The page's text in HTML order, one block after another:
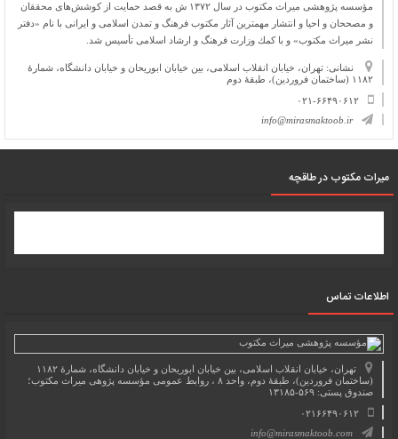
مؤسسه پژوهشی میراث مكتوب در سال ۱۳۷۲ ش به قصد حمایت از كوشش‌های محققان
و مصححان و احیا و انتشار مهمترین آثار مكتوب فرهنگ و تمدن اسلامی و ایرانی با نام «دفتر
نشر میراث مكتوب» و با كمك وزارت فرهنگ و ارشاد اسلامی تأسیس شد.
نشانی: تهران، خیابان انقلاب اسلامی، بین خیابان ابوریحان و خیابان دانشگاه، شمارۀ
۱۱۸۲ (ساختمان فروردین)، طبقۀ دوم
۰۲۱-۶۶۴۹۰۶۱۲
info@mirasmaktoob.ir
میرات مکتوب در طاقچه
اطلاعات تماس
تهران، خیابان انقلاب اسلامی، بین خیابان ابوریحان و خیابان دانشگاه، شمارۀ ۱۱۸۲
(ساختمان فروردین)، طبقۀ دوم، واحد ۸ ، روابط عمومی مؤسسه پژوهی میراث مکتوب؛
صندوق پستی: ۵۶۹-۱۳۱۸۵
۰۲۱۶۶۴۹۰۶۱۲
info@mirasmaktoob.com